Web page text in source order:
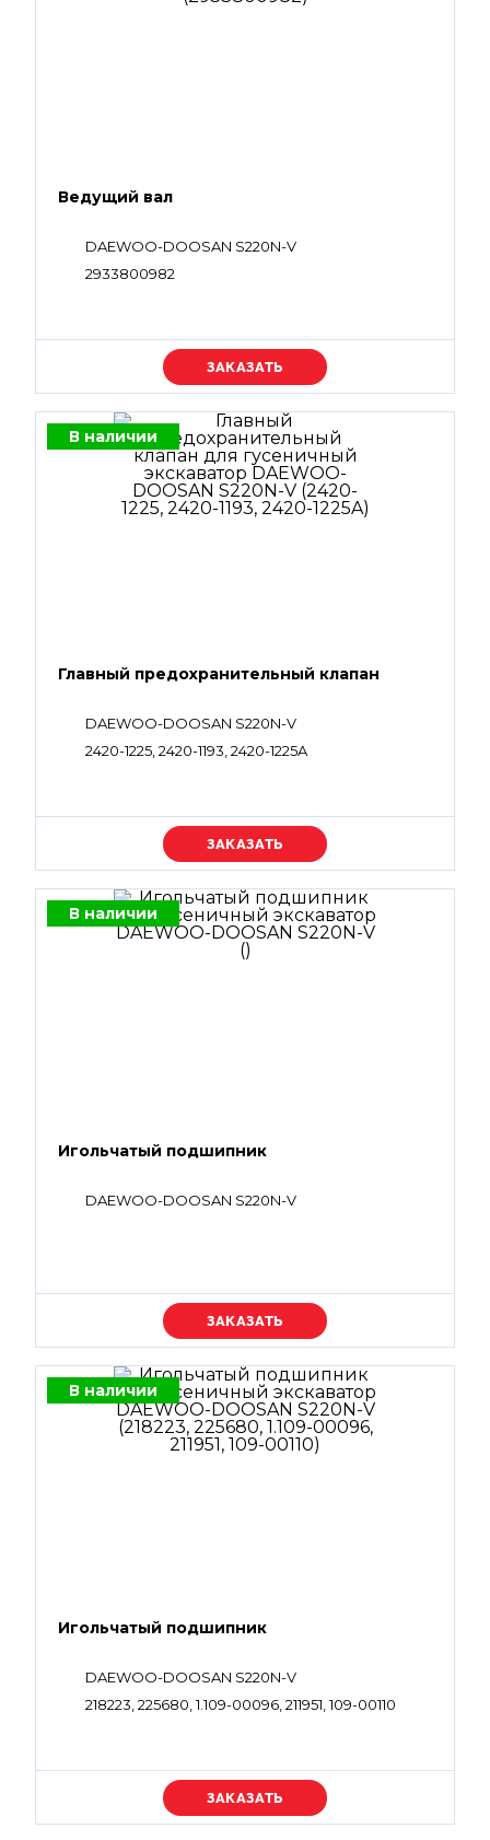
Ведущий вал
DAEWOO-DOOSAN S220N-V
2933800982
Уточняйте цену
В наличии
Главный предохранительный клапан
DAEWOO-DOOSAN S220N-V
2420-1225, 2420-1193, 2420-1225A
Уточняйте цену
В наличии
Игольчатый подшипник
DAEWOO-DOOSAN S220N-V
Уточняйте цену
В наличии
Игольчатый подшипник
DAEWOO-DOOSAN S220N-V
218223, 225680, 1.109-00096, 211951, 109-00110
Уточняйте цену